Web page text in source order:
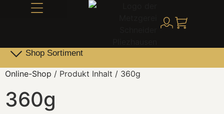
Shop Sortiment
Online-Shop / Produkt Inhalt / 360g
360g